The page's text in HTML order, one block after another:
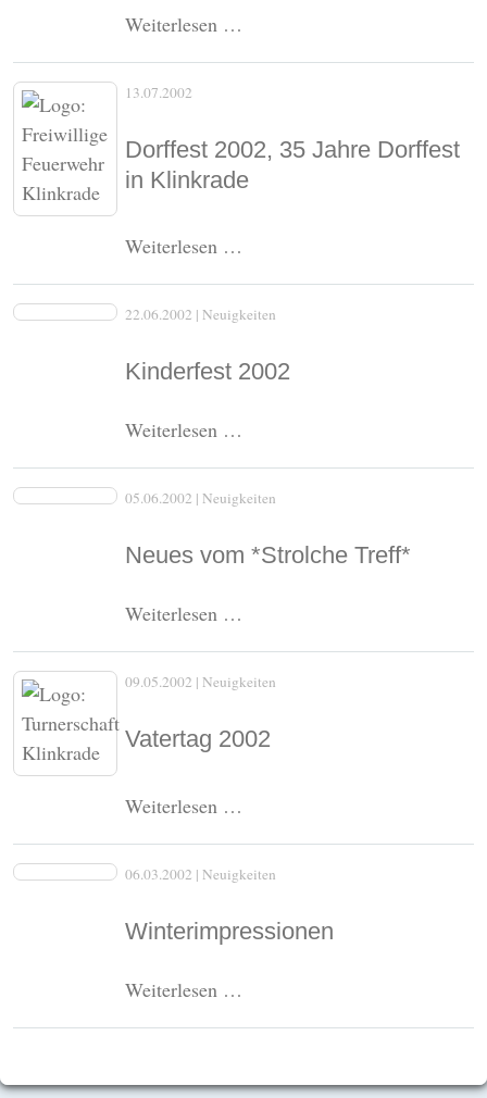
Weiterlesen …
13.07.2002
Dorffest 2002, 35 Jahre Dorffest
in Klinkrade
Weiterlesen …
Dorffest
22.06.2002 | Neuigkeiten
Kinderfest 2002
Weiterlesen …
05.06.2002 | Neuigkeiten
Neues vom *Strolche Treff*
Weiterlesen …
09.05.2002 | Neuigkeiten
Vatertag 2002
Weiterlesen …
06.03.2002 | Neuigkeiten
Winterimpressionen
Weiterlesen …